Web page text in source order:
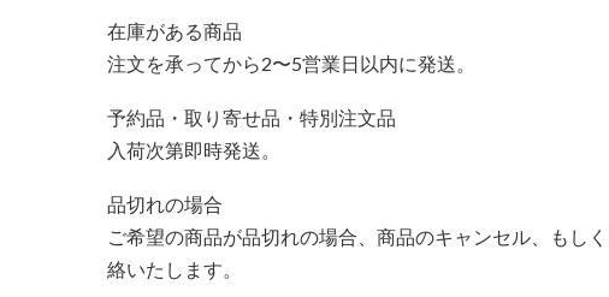
在庫がある商品
注文を承ってから2〜5営業日以内に発送。
予約品・取り寄せ品・特別注文品
入荷次第即時発送。
品切れの場合
ご希望の商品が品切れの場合、商品のキャンセル、もし
絡いたします。